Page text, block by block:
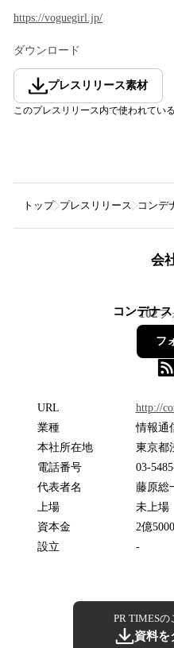
https://voguegirl.jp/
ダウンロード
プレスリリース素材
このプレスリリース内で使われてい
トップ プレスリリース コンデ
会
コンデナ
102フ
フ
URL
http://
業種
情報通
本社所在地
東京都
電話番号
03-
代表者名
藤原総
上場
未上場
資本金
2億
設立
-
PR TIMES
資料を